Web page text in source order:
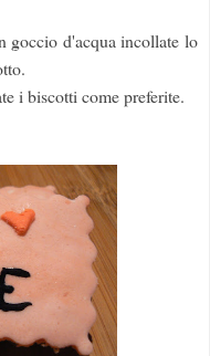
goccio d'acqua incollate lo
i biscotti come preferite.